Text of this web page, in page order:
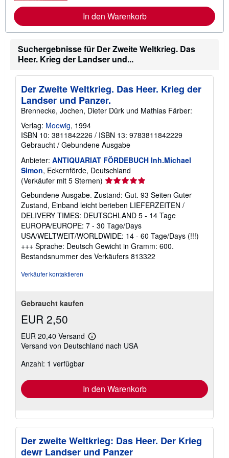
s
a
n
o
s
n
I
n
m
a
t
o
e
u
r
s
n
d
k
o
s
t
e
n
In den Warenkorb
Suchergebnisse für Der Zweite Weltkrieg. Das
Heer. Krieg der Landser und...
Der Zweite Weltkrieg. Das Heer. Krieg der
Landser und Panzer.
Brennecke, Jochen, Dieter Dürk und Mathias Färber:
Verlag: Moewig, 1994
ISBN 10: 3811842226 / ISBN 13: 9783811842229
Gebraucht / Gebundene Ausgabe
Anbieter: ANTIQUARIAT FÖRDEBUCH Inh.Michael
Simon, Eckernförde, Deutschland
(Verkäufer mit 5 Sternen) Verkäuferbewertung
5
von
5
Sternen
Gebundene Ausgabe. Zustand: Gut. 93 Seiten Guter
Zustand, Einband leicht berieben LIEFERZEITEN /
DELIVERY TIMES: DEUTSCHLAND 5 - 14 Tage
EUROPA/EUROPE: 7 - 30 Tage/Days
USA/WELTWEIT/WORLDWIDE: 14 - 60 Tage/Days (!!!)
+++ Sprache: Deutsch Gewicht in Gramm: 600.
Bestandsnummer des Verkäufers 813322
Verkäufer kontaktieren
Gebraucht kaufen
EUR 2,50
EUR 20,40 Versand
Weitere
Informationen
Versand von Deutschland nach USA
Anzahl: 1 verfügbar
In den Warenkorb
Der zweite Weltkrieg: Das Heer. Der Krieg
dewr Landser und Panzer